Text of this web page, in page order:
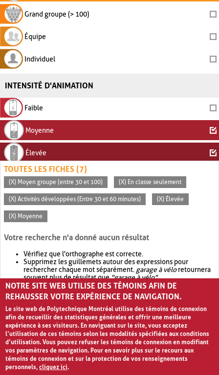
Grand groupe (> 100)
Équipe
Individuel
INTENSITÉ D'ANIMATION
Faible
Moyenne
Élevée
TOUTES LES FICHES (7)
(X) Moyen groupe (entre 30 et 100) (X) En classe seulement
(X) Activités développées (Entre 30 et 60 minutes) (X) Élevée
(X) Moyenne
Votre recherche n'a donné aucun résultat
Vérifiez que l'orthographe est correcte.
Supprimez les guillemets autour des expressions pour
rechercher chaque mot séparément. garage à véloretournera
souvent plus de résultat que"garage à vélo".
Envisagez d'élargir votre recherche avec OR.garage OR vélo
retournera souvent plus de résultat quegarage à vélo
NOTRE SITE WEB UTILISE DES TÉMOINS AFIN DE
REHAUSSER VOTRE EXPÉRIENCE DE NAVIGATION.
Le site web de Polytechnique Montréal utilise des témoins de connexion
afin de recueillir des statistiques générales et offrir une meilleure
expérience à ses visiteurs. En naviguant sur le site, vous acceptez
l’utilisation de ces témoins selon les modalités spécifiées aux conditions
d’utilisation. Vous pouvez refuser les témoins de connexion en modifiant
vos paramètres de navigation. Pour en savoir plus sur le recours aux
témoins de connexion et sur la protection de vos renseignements
personnels,cliquez ici.